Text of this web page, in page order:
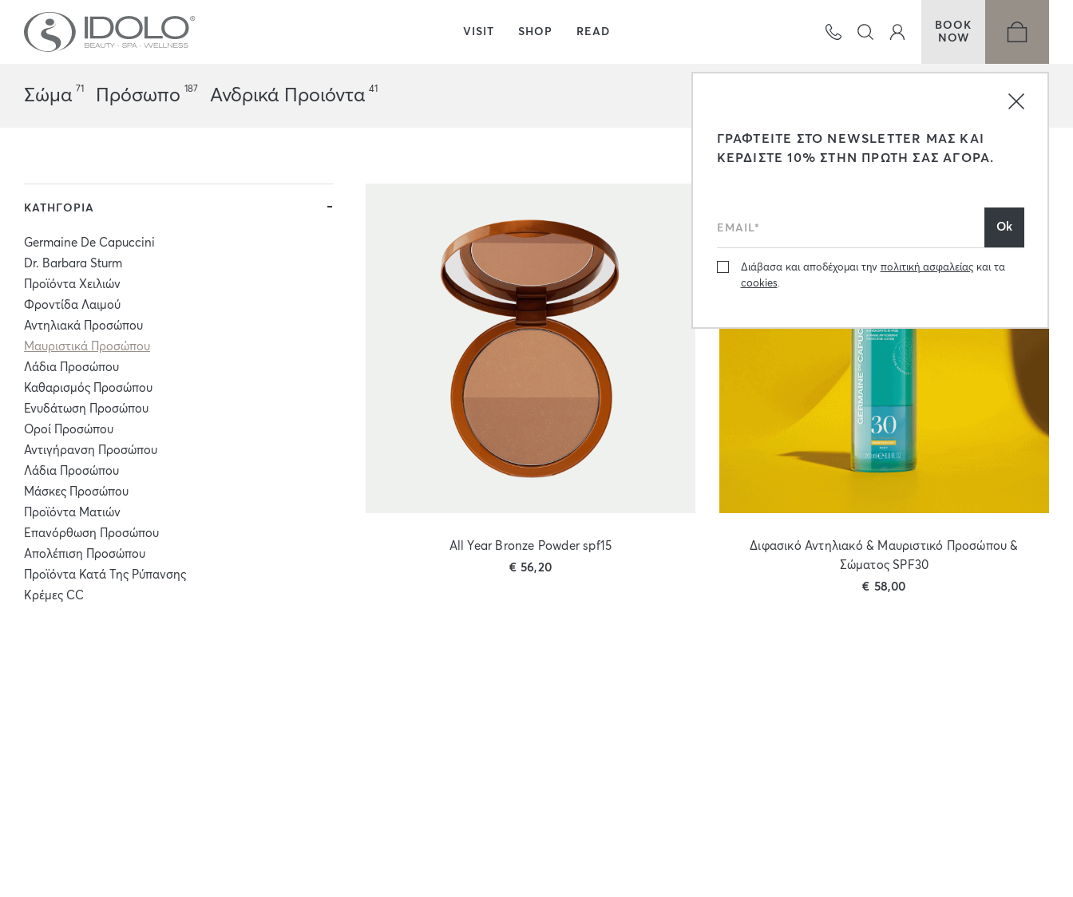
VISIT SHOP READ
BOOK
NOW
ΓΡΑΦΤΕΙΤΕ ΣΤΟ NEWSLETTER ΜΑΣ ΚΑΙ
ΚΕΡΔΙΣΤΕ 10% ΣΤΗΝ ΠΡΩΤΗ ΣΑΣ ΑΓΟΡΑ.
Διάβασα και αποδέχομαι την πολιτική ασφαλείαςκαι τα
cookies
Σώμα 71 Πρόσωπο 187 Ανδρικά Προιόντα 41
ΚΑΤΗΓΟΡΙΑ
Germaine De Capuccini
Dr. Barbara Sturm
Προϊόντα Χειλιών
Φροντίδα Λαιμού
Αντηλιακά Προσώπου
Μαυριστικά Προσώπου
Λάδια Προσώπου
Καθαρισμός Προσώπου
Ενυδάτωση Προσώπου
Οροί Προσώπου
Αντιγήρανση Προσώπου
Λάδια Προσώπου
Μάσκες Προσώπου
Προϊόντα Ματιών
Επανόρθωση Προσώπου
Απολέπιση Προσώπου
Προϊόντα Κατά Της Ρύπανσης
Κρέμες CC
All Year Bronze Powder spf15
€ 56,20
Διφασικό Αντηλιακό & Μαυριστικό Προσώπου &
Σώματος SPF30
€ 58,00